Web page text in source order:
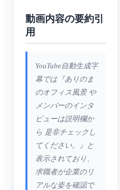
動画内容の要約引
用
YouTube自動生成字
幕では『ありのま
のオフィス風景 や
メンバーのインタ
ビューは説明欄か
ら 是非チェックし
てください。』と
表示されており、
求職者が企業のリ
アルな姿を確認で